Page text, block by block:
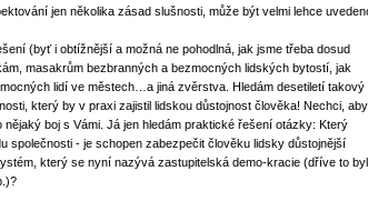
jen několika zásad slušnosti, může být velmi lehce
(byť i obtížnější a možná ne pohodlná, jak jsme třeba dosud
masakrům bezbranných a bezmocných lidských bytostí, jak
lidí ve městech…a jiná zvěrstva. Hledám desetiletí takový
který by v praxi zajistil lidskou důstojnost člověka! Nechci, aby
nějaký boj s Vámi. Já jen hledám praktické řešení otázky: Který
společnosti - je schopen zabezpečit člověku lidsky důstojnější
který se nyní nazývá zastupitelská demo-kracie (dříve to byl